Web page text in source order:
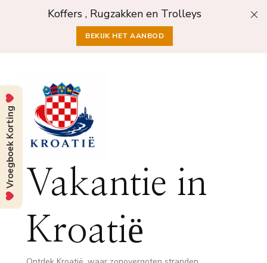
Koffers , Rugzakken en Trolleys
BEKIJK HET AANBOD
Vakantie in
Kroatië
Vroegboek Korting